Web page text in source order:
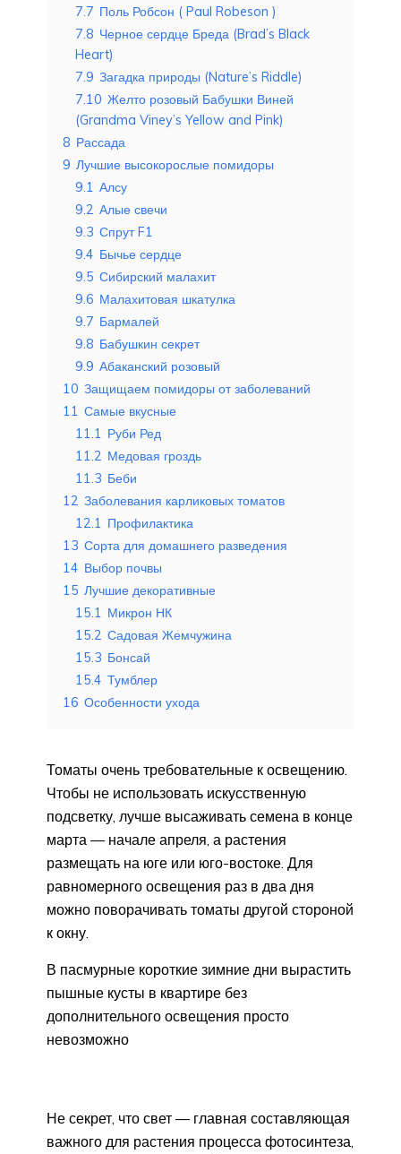
7.7 Поль Робсон ( Paul Robeson )
7.8 Черное сердце Бреда (Brad’s Black
Heart)
7.9 Загадка природы (Nature’s Riddle)
7.10 Желто розовый Бабушки Виней
(Grandma Viney’s Yellow and Pink)
8 Рассада
9 Лучшие высокорослые помидоры
9.1 Алсу
9.2 Алые свечи
9.3 Спрут F1
9.4 Бычье сердце
9.5 Сибирский малахит
9.6 Малахитовая шкатулка
9.7 Бармалей
9.8 Бабушкин секрет
9.9 Абаканский розовый
10 Защищаем помидоры от заболеваний
11 Самые вкусные
11.1 Руби Ред
11.2 Медовая гроздь
11.3 Беби
12 Заболевания карликовых томатов
12.1 Профилактика
13 Сорта для домашнего разведения
14 Выбор почвы
15 Лучшие декоративные
15.1 Микрон НК
15.2 Садовая Жемчужина
15.3 Бонсай
15.4 Тумблер
16 Особенности ухода
Томаты очень требовательные к освещению.
Чтобы не использовать искусственную
подсветку, лучше высаживать семена в конце
марта — начале апреля, а растения
размещать на юге или юго-востоке. Для
равномерного освещения раз в два дня
можно поворачивать томаты другой стороной
к окну.
В пасмурные короткие зимние дни вырастить
пышные кусты в квартире без
дополнительного освещения просто
невозможно
Не секрет, что свет — главная составляющая
важного для растения процесса фотосинтеза,